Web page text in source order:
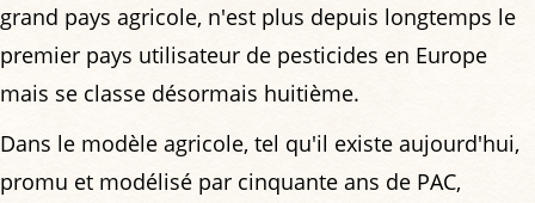
grand pays agricole, n'est plus depuis longtemps le
premier pays utilisateur de pesticides en Europe
mais se classe désormais huitième.
Dans le modèle agricole, tel qu'il existe aujourd'hui,
promu et modélisé par cinquante ans de PAC,